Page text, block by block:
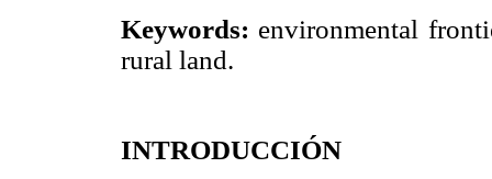
Keywords: environmental
rural land.
INTRODUCCIÓN